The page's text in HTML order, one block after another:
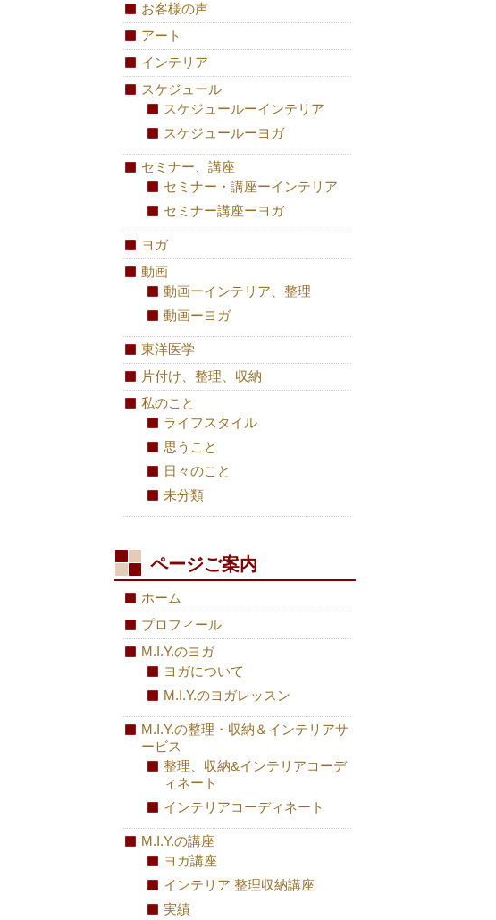
お客様の声
アート
インテリア
スケジュール
スケジュールーインテリア
スケジュールーヨガ
セミナー、講座
セミナー・講座ーインテリア
セミナー講座ーヨガ
ヨガ
動画
動画ーインテリア、整理
動画ーヨガ
東洋医学
片付け、整理、収納
私のこと
ライフスタイル
思うこと
日々のこと
未分類
ページご案内
ホーム
プロフィール
M.I.Y.のヨガ
ヨガについて
M.I.Y.のヨガレッスン
M.I.Y.の整理・収納＆インテリアサ
ービス
整理、収納&インテリアコーデ
ィネート
インテリアコーディネート
M.I.Y.の講座
ヨガ講座
インテリア 整理収納講座
実績